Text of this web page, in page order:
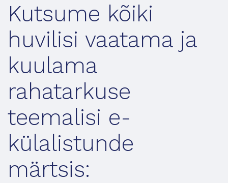
Kutsume kõiki
huvilisi vaatama ja
kuulama
rahatarkuse
teemalisi e-
külalistunde
märtsis: